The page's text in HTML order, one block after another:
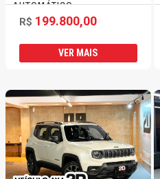
AUTOMÁTICO
R$ 199.800,00
VER MAIS